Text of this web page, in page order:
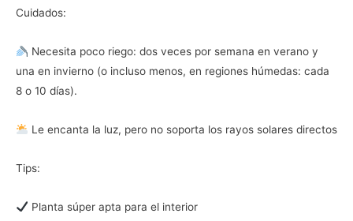
Cuidados:
Necesita poco riego: dos veces por semana en verano y
una en invierno (o incluso menos, en regiones húmedas: cada
8 o 10 días).
Le encanta la luz, pero no soporta los rayos solares directos
Tips:
Planta súper apta para el interior